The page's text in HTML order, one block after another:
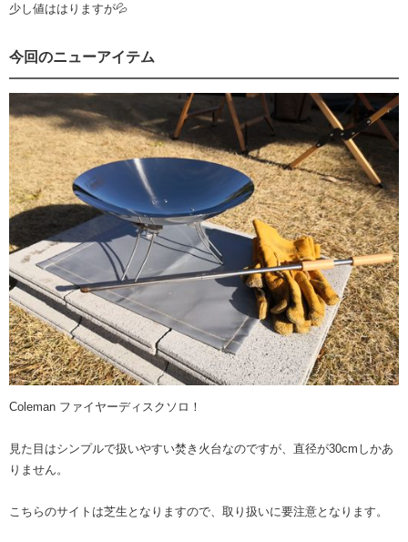
少し値ははりますが💦
今回のニューアイテム
Coleman ファイヤーディスクソロ！
見た目はシンプルで扱いやすい焚き火台なのですが、直径が30cmしかあ
りません。
こちらのサイトは芝生となりますので、取り扱いに要注意となります。